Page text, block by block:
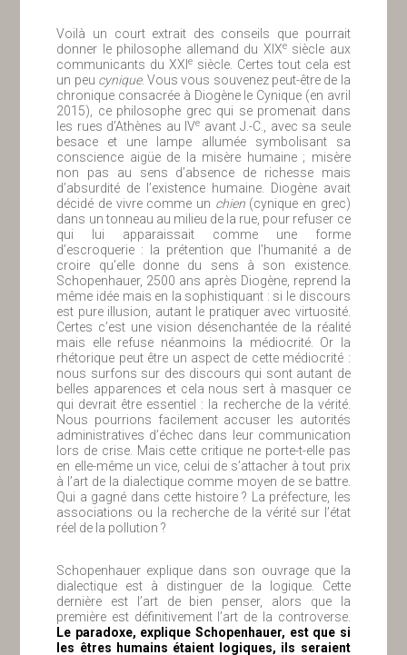
Voilà un court extrait des conseils que pourrait
donner le philosophe allemand du XIXesiècle aux
communicants du XXIe siècle. Certes tout cela est
un peu cynique. Vous vous souvenez peut-être de la
chronique consacrée à Diogène le Cynique (en avril
2015), ce philosophe grec qui se promenait dans
les rues d’Athènes au IVe avant J.-C., avec sa seule
besace et une lampe allumée symbolisant sa
conscience aigüe de la misère humaine ; misère
non pas au sens d’absence de richesse mais
d’absurdité de l’existence humaine. Diogène avait
décidé de vivre comme un chien(cynique en grec)
dans un tonneau au milieu de la rue, pour refuser ce
qui lui apparaissait comme une forme
d’escroquerie : la prétention que l’humanité a de
croire qu’elle donne du sens à son existence.
Schopenhauer, 2500 ans après Diogène, reprend la
même idée mais en la sophistiquant : si le discours
est pure illusion, autant le pratiquer avec virtuosité.
Certes c’est une vision désenchantée de la réalité
mais elle refuse néanmoins la médiocrité. Or la
rhétorique peut être un aspect de cette médiocrité :
nous surfons sur des discours qui sont autant de
belles apparences et cela nous sert à masquer ce
qui devrait être essentiel : la recherche de la vérité.
Nous pourrions facilement accuser les autorités
administratives d’échec dans leur communication
lors de crise. Mais cette critique ne porte-t-elle pas
en elle-même un vice, celui de s’attacher à tout prix
à l’art de la dialectique comme moyen de se battre.
Qui a gagné dans cette histoire ? La préfecture, les
associations ou la recherche de la vérité sur l’état
réel de la pollution ?
Schopenhauer explique dans son ouvrage que la
dialectique est à distinguer de la logique. Cette
dernière est l’art de bien penser, alors que la
première est définitivement l’art de la controverse.
Le paradoxe, explique Schopenhauer, est que si
les êtres humains étaient logiques, ils seraient